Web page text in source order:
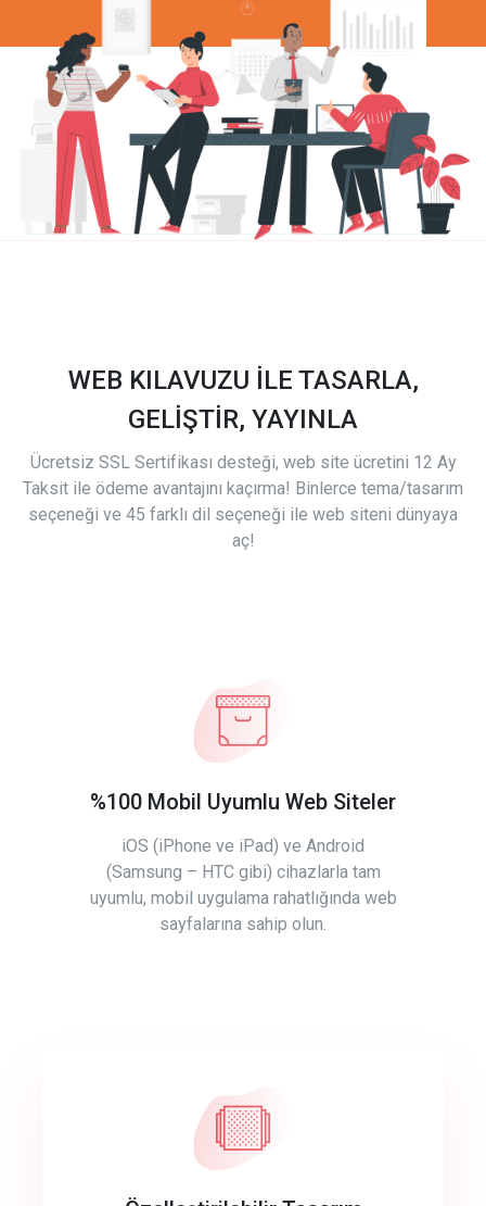
WEB KILAVUZU İLE TASARLA,
GELİŞTİR, YAYINLA
Ücretsiz SSL Sertifikası desteği, web site ücretini 12 Ay
Taksit ile ödeme avantajını kaçırma! Binlerce tema/tasarım
seçeneği ve 45 farklı dil seçeneği ile web siteni dünyaya
aç!
%100 Mobil Uyumlu Web Siteler
iOS (iPhone ve iPad) ve Android
(Samsung – HTC gibi) cihazlarla tam
uyumlu, mobil uygulama rahatlığında web
sayfalarına sahip olun.